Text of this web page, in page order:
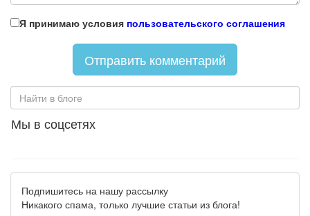
Я принимаю условия пользовательского соглашения
Мы в соцсетях
Подпишитесь на нашу рассылку
Никакого спама, только лучшие статьи из блога!